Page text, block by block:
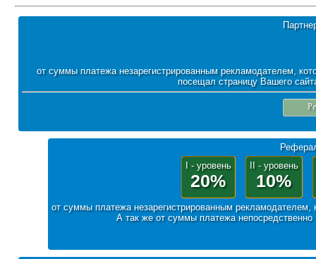
от суммы платежа незарегистрированным рекламодателем,
посещал страницу Вашего
I - уровень
20%
II - уровень
10%
от суммы платежа незарегистрированным
А так же от суммы платежа